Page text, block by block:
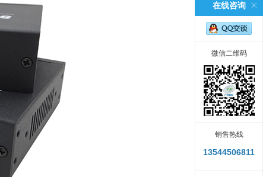
在线咨询
微信二维码
销售热线
13544506811